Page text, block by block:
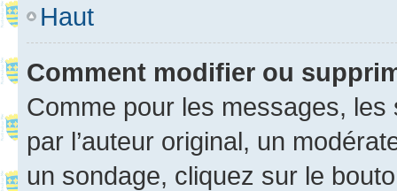
Haut
Comment modifier ou
Comme pour les messages,
par l’auteur original, un
un sondage, cliquez sur le